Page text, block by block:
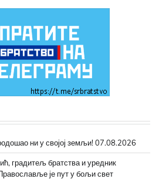
ни у својој земљи!07.08.2026
градитељ братства и уредник
је пут у бољи свет